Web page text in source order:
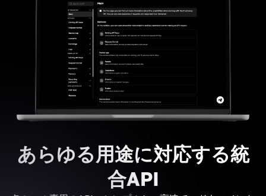
あらゆる用途に対応する統
合API